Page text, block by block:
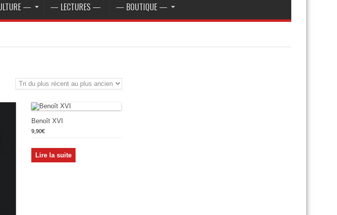
— — LECTURES — — BOUTIQUE —
Benoît XVI
9,90€
Lire la suite